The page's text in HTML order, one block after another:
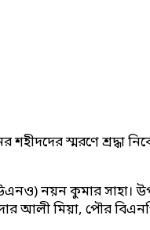
স্মরণে শ্রদ্ধা
(ইউএনও) নয়ন কুমার
আলী মিয়া, পৌর